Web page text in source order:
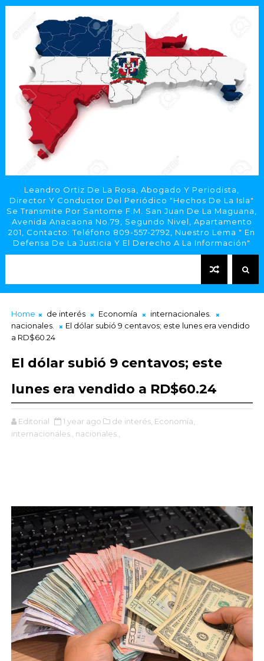
Leandro Ortiz De La Rosa, Abogado Y Periodista,
Director Y Conductor Del Periódico "Hechos De La Isla"
Se Transmite Por Santome F.M. San Juan De La Maguana,
Avenida Anacaona No.79, Segundo Nivel, Apartamento
201, Contacto: Teléfono 809-557-2792, Nuestro Lema " En
Defensa De La Justicia Y El Derecho A La Información"
Home de interés Economía
internacionales.
nacionales.
El dólar subió 9 centavos; este lunes era vendido
a RD$60.24
El dólar subió 9 centavos; este
lunes era vendido a RD$60.24
Editorial 1 year ago de interés, Economía,
internacionales.,
nacionales.,